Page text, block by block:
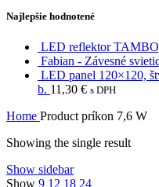
Najlepšie hodnotené
LED reflektor
Fabian - Závesné
LED panel 120×120,
b. 11,30 € s DPH
Home Product príkon 7,6 W
Showing the single result
Show sidebar
Show 9 12 18 24